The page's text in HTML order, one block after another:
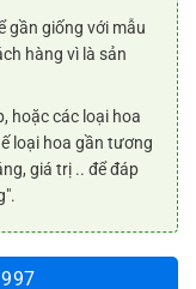
gần giống với mẫu
hàng vì là sản
hoặc các loại hoa
loại hoa gần tương
giá trị .. để đáp